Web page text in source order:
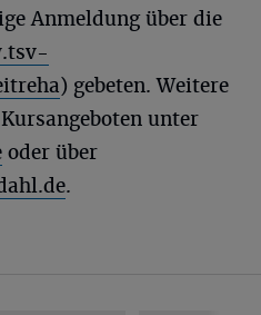
Anmeldung über die
) gebeten. Weitere
unter
oder über
.